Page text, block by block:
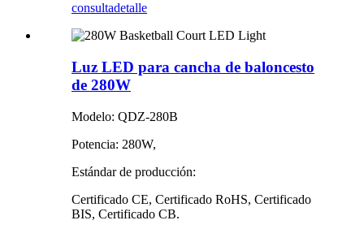
consultadetalle
Luz LED para cancha de baloncesto
de 280W
Modelo: QDZ-280B
Potencia: 280W,
Estándar de producción:
Certificado CE, Certificado RoHS, Certificado
BIS, Certificado CB.